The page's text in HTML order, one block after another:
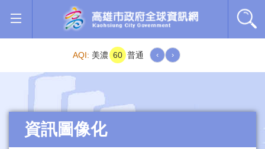
跳到主要內容區塊
AQI: 美濃 60 普通 ‹ ›
資訊圖像化